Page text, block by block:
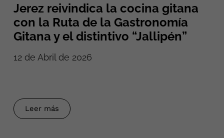
Jerez reivindica la cocina gitana
con la Ruta de la Gastronomía
Gitana y el distintivo “Jallipén”
12 de Abril de 2026
Leer más